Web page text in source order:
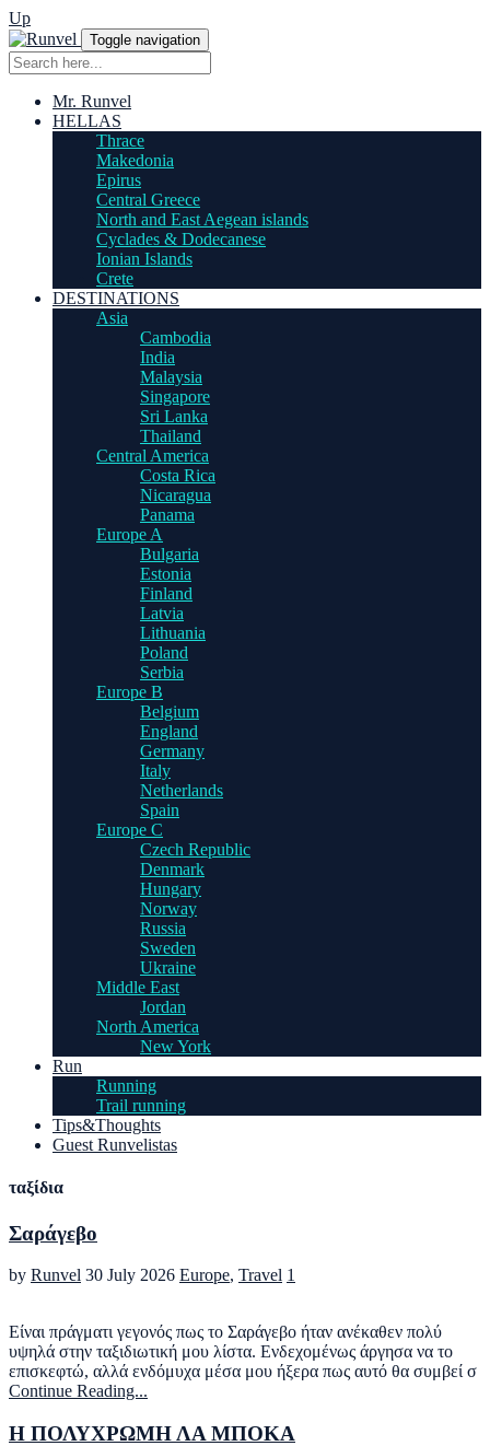
Up
Toggle navigation
Mr. Runvel
HELLAS
Thrace
Makedonia
Epirus
Central Greece
North and East Aegean islands
Cyclades & Dodecanese
Ionian Islands
Crete
DESTINATIONS
Asia
Cambodia
India
Malaysia
Singapore
Sri Lanka
Thailand
Central America
Costa Rica
Nicaragua
Panama
Europe A
Bulgaria
Estonia
Finland
Latvia
Lithuania
Poland
Serbia
Europe B
Belgium
England
Germany
Italy
Netherlands
Spain
Europe C
Czech Republic
Denmark
Hungary
Norway
Russia
Sweden
Ukraine
Middle East
Jordan
North America
New York
Run
Running
Trail running
Tips&Thoughts
Guest Runvelistas
ταξίδια
Σαράγεβο
by Runvel 30 July 2026 Europe, Travel 1
Είναι πράγματι γεγονός πως το Σαράγεβο ήταν ανέκαθεν πολύ
υψηλά στην ταξιδιωτική μου λίστα. Ενδεχομένως άργησα να το
επισκεφτώ, αλλά ενδόμυχα μέσα μου ήξερα πως αυτό θα συμβεί σ
Continue Reading...
Η ΠΟΛΥΧΡΩΜΗ ΛΑ ΜΠΟΚΑ